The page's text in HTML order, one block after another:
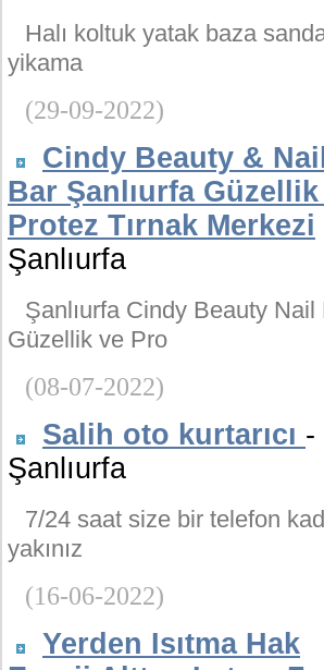
Halı koltuk yatak baza
yikama
(29-09-2022)
Cindy Beauty & Nail
Bar Şanlıurfa Güzellik
Protez Tırnak Merkezi
Şanlıurfa
Şanlıurfa Cindy Beauty Nail
Güzellik ve Pro
(08-07-2022)
Salih oto kurtarıcı -
Şanlıurfa
7/24 saat size bir telefon
yakınız
(16-06-2022)
Yerden Isıtma Hak